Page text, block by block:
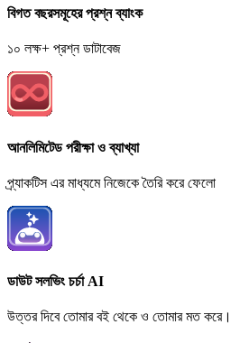
বিগত বছরসমূহের প্রশ্ন ব্যাংক
১০ লক্ষ+ প্রশ্ন ডাটাবেজ
আনলিমিটেড পরীক্ষা ও ব্যাখ্যা
প্র্যাকটিস এর মাধ্যমে নিজেকে তৈরি করে ফেলো
ডাউট সলভিং চর্চা AI
উত্তর দিবে তোমার বই থেকে ও তোমার মত করে।